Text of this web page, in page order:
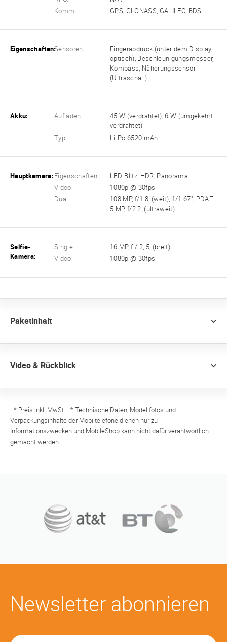
Komm:
GPS, GLONASS, GALILEO, BDS
Eigenschaften:Sensoren:
Fingerabdruck (unter dem Display,
optisch), Beschleunigungsmesser,
Kompass, Näherungssensor
(Ultraschall)
Akku: Aufladen:
45 W (verdrahtet), 6 W (umgekehrt
verdrahtet)
Typ:
Li-Po 6520 mAh
Hauptkamera: Eigenschaften:
LED-Blitz, HDR, Panorama
Video:
1080p @ 30fps
Dual:
108 MP, f/1.8, (weit), 1/1.67", PDAF
5 MP, f/2.2, (ultraweit)
Selfie-
Kamera:
Single:
16 MP, f / 2, 5, (breit)
Video:
1080p @ 30fps
Paketinhalt
Video & Rückblick
- * Preis inkl. MwSt. - * Technische Daten, Modellfotos und
Verpackungsinhalte der Mobiltelefone dienen nur zu
Informationszwecken und MobileShop kann nicht dafür verantwortlich
gemacht werden.
Newsletter abonnieren